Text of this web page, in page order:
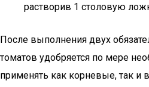
растворив 1 столовую
После выполнения двух
томатов удобряется по мере
применять как корневые, так и